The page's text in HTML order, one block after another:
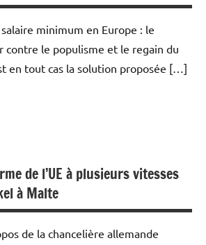
salaire minimum en Europe : le
contre le populisme et le regain du
en tout cas la solution proposée […]
de l’UE à plusieurs vitesses
à Malte
de la chancelière allemande